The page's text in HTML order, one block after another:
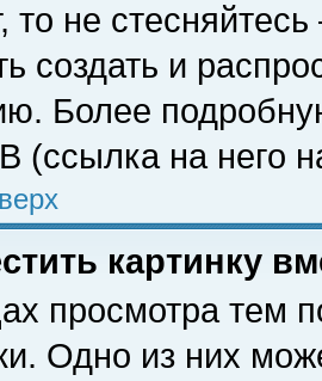
то не
создать и
Более
(ссылка на него
картинку
просмотра тем
Одно из них